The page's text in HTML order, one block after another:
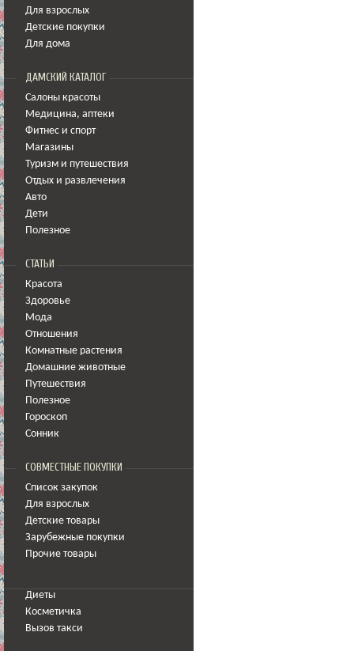
Для взрослых
Детские покупки
Для дома
ДАМСКИЙ КАТАЛОГ
Салоны красоты
Медицина, аптеки
Фитнес и спорт
Магазины
Туризм и путешествия
Отдых и развлечения
Авто
Дети
Полезное
СТАТЬИ
Красота
Здоровье
Мода
Отношения
Комнатные растения
Домашние животные
Путешествия
Полезное
Гороскоп
Сонник
СОВМЕСТНЫЕ ПОКУПКИ
Список закупок
Для взрослых
Детские товары
Зарубежные покупки
Прочие товары
Диеты
Косметичка
Вызов такси